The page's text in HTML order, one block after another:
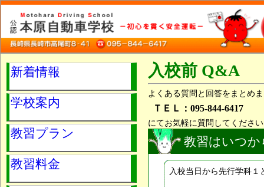
新着情報
学校案内
教習プラン
教習料金
入校前 Q&A
よくある質問と回答をまとめ
ＴＥＬ：095-844-6417
にてお気軽に質問してくださ
教習はいつ
入校当日から先行学科１